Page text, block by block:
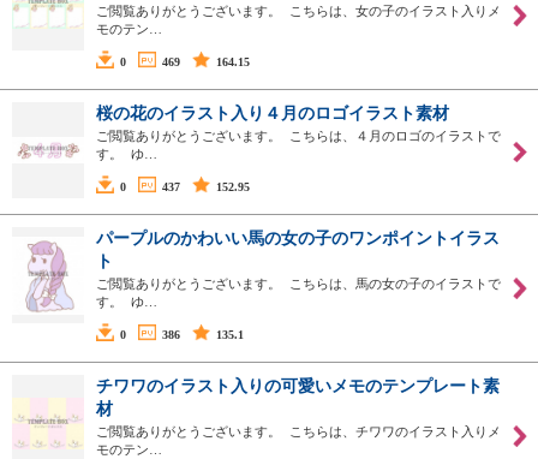
ご閲覧ありがとうございます。 こちらは、女の子のイラスト入りメ
モのテン…
0 469 164.15
桜の花のイラスト入り４月のロゴイラスト素材
ご閲覧ありがとうございます。 こちらは、４月のロゴのイラストで
す。 ゆ…
0 437 152.95
パープルのかわいい馬の女の子のワンポイントイラス
ト
ご閲覧ありがとうございます。 こちらは、馬の女の子のイラストで
す。 ゆ…
0 386 135.1
チワワのイラスト入りの可愛いメモのテンプレート素
材
ご閲覧ありがとうございます。 こちらは、チワワのイラスト入りメ
モのテン…